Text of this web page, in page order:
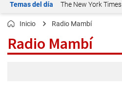
Temas del día The New York Times
Inicio Radio Mambí
Radio Mambí